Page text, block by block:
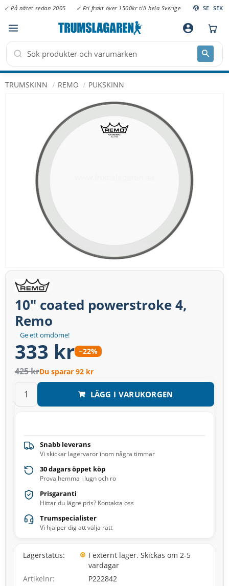
Meny
✓ På nätet sedan 2005 ✓ Fri frakt över 1500kr till hela Sverige SE SEK
account_circle
TRUMSKINN REMO PUKSKINN
Ge ett omdöme!
10" coated powerstroke 4,
Remo
333 kr −22%
425 krDu sparar 92 kr
LÄGG I VARUKORGEN
Snabb leverans
Vi skickar lagervaror inom några timmar
30 dagars öppet köp
Prova hemma i lugn och ro
Prisgaranti
Hittar du lägre pris? Kontakta oss
Trumspecialister
Vi hjälper dig att välja rätt
Lagerstatus
I externt lager. Skickas om 2-5
vardagar
Artikelnr
P222842